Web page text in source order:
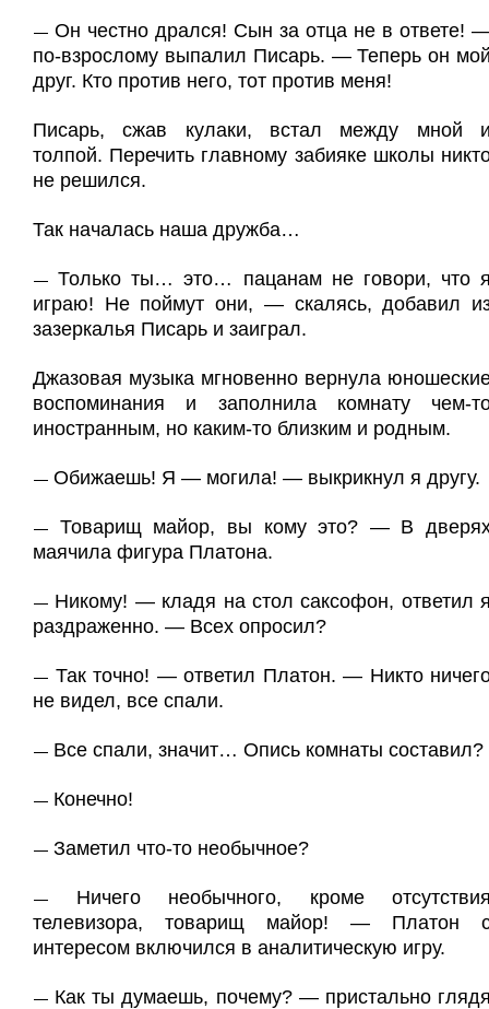
— Он честно дрался! Сын за отца не в ответе!
по-взрослому выпалил Писарь. — Теперь он
друг. Кто против него, тот против меня!
Писарь, сжав кулаки, встал между мной
толпой. Перечить главному забияке школы
не решился.
Так началась наша дружба…
—Только ты… это… пацанам не говори, что
играю! Не поймут они, — скалясь, добавил
зазеркалья Писарь и заиграл.
Джазовая музыка мгновенно вернула
воспоминания и заполнила комнату чем-
иностранным, но каким-то близким и родным.
— Обижаешь! Я — могила! — выкрикнул я другу.
— Товарищ майор, вы кому это? — В
маячила фигура Платона.
— Никому! — кладя на стол саксофон, ответил
раздраженно. — Всех опросил?
— Так точно! — ответил Платон. — Никто
не видел, все спали.
— Все спали, значит… Опись комнаты составил?
— Конечно!
— Заметил что-то необычное?
— Ничего необычного, кроме
телевизора, товарищ майор! — Платон
интересом включился в аналитическую игру.
— Как ты думаешь, почему? — пристально